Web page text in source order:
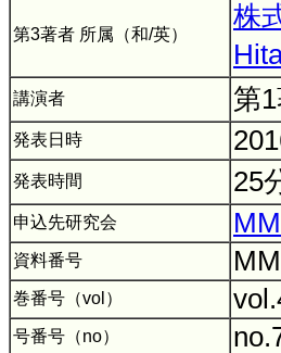
第3著者 所属（和/英）
株
講演者 第
発表日時
発表時間 25
申込先研究会
資料番号
巻番号（vol）
号番号（no）